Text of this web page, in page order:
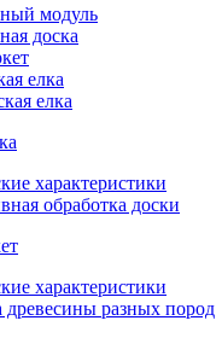
модуль
доска
елка
елка
характеристики
обработка доски
характеристики
древесины разных пород